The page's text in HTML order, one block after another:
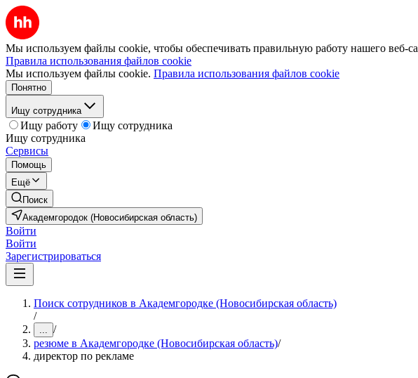
Мы используем файлы cookie, чтобы обеспечивать правильную работу нашего веб-
Правила использования файлов cookie
Мы используем файлы cookie. Правила использования файлов cookie
Понятно
Ищу сотрудника
Ищу работу
Ищу сотрудника
Ищу сотрудника
Сервисы
Помощь
Ещё
Поиск
Академгородок (Новосибирская область)
Войти
Войти
Зарегистрироваться
Поиск сотрудников в Академгородке (Новосибирская область)
/
... /
резюме в Академгородке (Новосибирская область)/
директор по рекламе